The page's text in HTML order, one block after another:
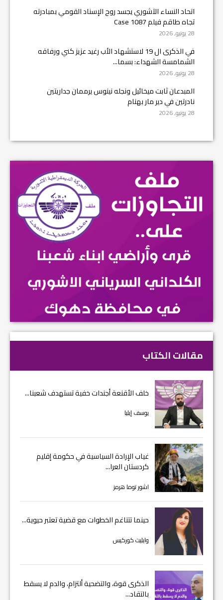
اتحاد النساء الآشوري يجسد روح الإسناد القومي بمبادرته
تجاه طاقم فيلم Case 1087
28 يونيو, 2026
في الذكرى ال 19 لاستشهاد الأب رغيد عزيز كني ورفاقه
الشمامسة الشهداء: بسما...
28 يونيو, 2026
المبدعان ثابت ميخائيل ونجله نينوس يرممان جداريتين
نادرتين في دير مار بهنام
28 يونيو, 2026
مقالات الكتاب
خلف الأقنعة أجندات خفية تستهدف شعبنا...
يوسف إيليا
غياب الإرادة السياسية في حكومة إقليم
كردستان العرا...
اشور توما هرمز
حينما تتناغم الخطوات مع قضية تعتبر حيوية...
وايليت كوركيس
الذكرى قوة، والتضحية ألتزام، والدم لا يسقط
بالتقاد...